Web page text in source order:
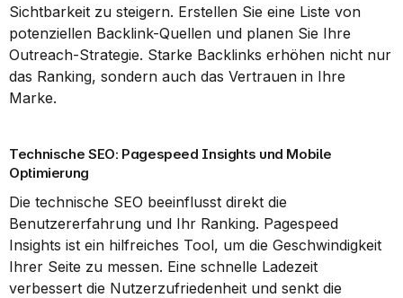
Sichtbarkeit zu steigern. Erstellen Sie eine Liste von
potenziellen Backlink-Quellen und planen Sie Ihre
Outreach-Strategie. Starke Backlinks erhöhen nicht nur
das Ranking, sondern auch das Vertrauen in Ihre
Marke.
Technische SEO: Pagespeed Insights und Mobile
Optimierung
Die technische SEO beeinflusst direkt die
Benutzererfahrung und Ihr Ranking. Pagespeed
Insights ist ein hilfreiches Tool, um die Geschwindigkeit
Ihrer Seite zu messen. Eine schnelle Ladezeit
verbessert die Nutzerzufriedenheit und senkt die